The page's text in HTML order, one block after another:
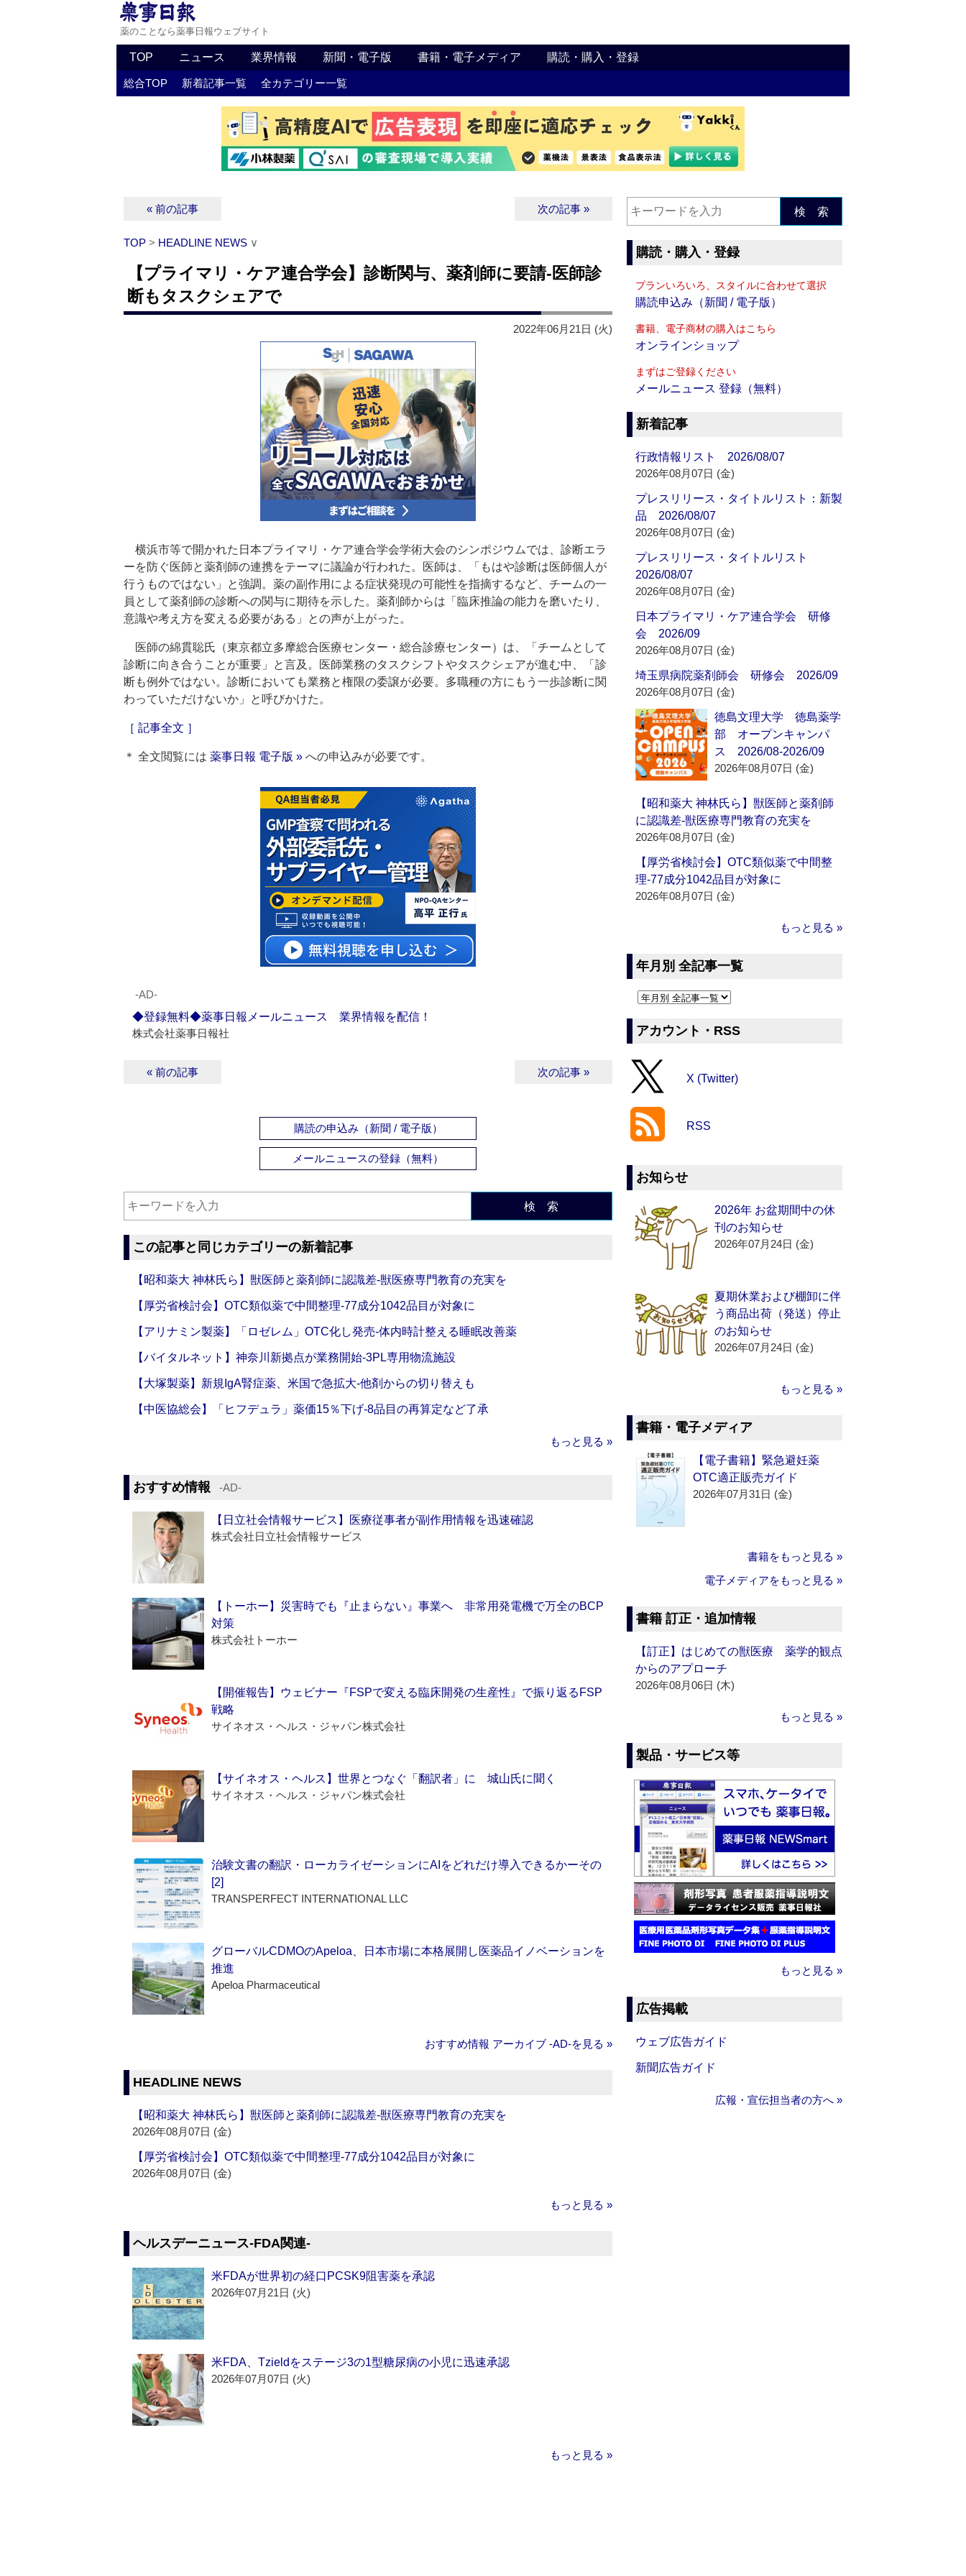
薬のことなら薬事日報ウェブサイト
TOP ニュース 業界情報 新聞・電子版 書籍・電子メディア 購読・購入・登録
総合TOP 新着記事一覧 全カテゴリー一覧
« 前の記事 次の記事 »
TOP > HEADLINE NEWS ∨
【プライマリ・ケア連合学会】診断関与、薬剤師に要請‐医師診
断もタスクシェアで
2022年06月21日 (火)
横浜市等で開かれた日本プライマリ・ケア連合学会学術大会のシンポジウムでは、診断エラ
ーを防ぐ医師と薬剤師の連携をテーマに議論が行われた。医師は、「もはや診断は医師個人が
行うものではない」と強調。薬の副作用による症状発現の可能性を指摘するなど、チームの一
員として薬剤師の診断への関与に期待を示した。薬剤師からは「臨床推論の能力を磨いたり、
意識や考え方を変える必要がある」との声が上がった。
医師の綿貫聡氏（東京都立多摩総合医療センター・総合診療センター）は、「チームとして
診断に向き合うことが重要」と言及。医師業務のタスクシフトやタスクシェアが進む中、「診
断も例外ではない。診断においても業務と権限の委譲が必要。多職種の方にもう一歩診断に関
わっていただけないか」と呼びかけた。
［ 記事全文 ］
＊ 全文閲覧には 薬事日報 電子版 » への申込みが必要です。
‐AD‐
◆登録無料◆薬事日報メールニュース 業界情報を配信！
株式会社薬事日報社
« 前の記事 次の記事 »
購読の申込み（新聞 / 電子版）
メールニュースの登録（無料）
検 索
この記事と同じカテゴリーの新着記事
【昭和薬大 神林氏ら】獣医師と薬剤師に認識差‐獣医療専門教育の充実を
【厚労省検討会】OTC類似薬で中間整理‐77成分1042品目が対象に
【アリナミン製薬】「ロゼレム」OTC化し発売‐体内時計整える睡眠改善薬
【バイタルネット】神奈川新拠点が業務開始‐3PL専用物流施設
【大塚製薬】新規IgA腎症薬、米国で急拡大‐他剤からの切り替えも
【中医協総会】「ヒフデュラ」薬価15％下げ‐8品目の再算定など了承
もっと見る »
おすすめ情報 ‐AD‐
【日立社会情報サービス】医療従事者が副作用情報を迅速確認
株式会社日立社会情報サービス
【トーホー】災害時でも『止まらない』事業へ 非常用発電機で万全のBCP
対策
株式会社トーホー
【開催報告】ウェビナー『FSPで変える臨床開発の生産性』で振り返るFSP
戦略
サイネオス・ヘルス・ジャパン株式会社
【サイネオス・ヘルス】世界とつなぐ「翻訳者」に 城山氏に聞く
サイネオス・ヘルス・ジャパン株式会社
治験文書の翻訳・ローカライゼーションにAIをどれだけ導入できるかーその
[2]
TRANSPERFECT INTERNATIONAL LLC
グローバルCDMOのApeloa、日本市場に本格展開し医薬品イノベーションを
推進
Apeloa Pharmaceutical
おすすめ情報 アーカイブ ‐AD‐を見る »
HEADLINE NEWS
【昭和薬大 神林氏ら】獣医師と薬剤師に認識差‐獣医療専門教育の充実を
2026年08月07日 (金)
【厚労省検討会】OTC類似薬で中間整理‐77成分1042品目が対象に
2026年08月07日 (金)
もっと見る »
ヘルスデーニュース‐FDA関連‐
米FDAが世界初の経口PCSK9阻害薬を承認
2026年07月21日 (火)
米FDA、Tzieldをステージ3の1型糖尿病の小児に迅速承認
2026年07月07日 (火)
もっと見る »
検 索
購読・購入・登録
プランいろいろ、スタイルに合わせて選択
購読申込み（新聞 / 電子版）
書籍、電子商材の購入はこちら
オンラインショップ
まずはご登録ください
メールニュース 登録（無料）
新着記事
行政情報リスト 2026/08/07
2026年08月07日 (金)
プレスリリース・タイトルリスト：新製
品 2026/08/07
2026年08月07日 (金)
プレスリリース・タイトルリスト
2026/08/07
2026年08月07日 (金)
日本プライマリ・ケア連合学会 研修
会 2026/09
2026年08月07日 (金)
埼玉県病院薬剤師会 研修会 2026/09
2026年08月07日 (金)
徳島文理大学 徳島薬学
部 オープンキャンパ
ス 2026/08-2026/09
2026年08月07日 (金)
【昭和薬大 神林氏ら】獣医師と薬剤師
に認識差‐獣医療専門教育の充実を
2026年08月07日 (金)
【厚労省検討会】OTC類似薬で中間整
理‐77成分1042品目が対象に
2026年08月07日 (金)
もっと見る »
年月別 全記事一覧
アカウント・RSS
X (Twitter)
RSS
お知らせ
2026年 お盆期間中の休
刊のお知らせ
2026年07月24日 (金)
夏期休業および棚卸に伴
う商品出荷（発送）停止
のお知らせ
2026年07月24日 (金)
もっと見る »
書籍・電子メディア
【電子書籍】緊急避妊薬
OTC適正販売ガイド
2026年07月31日 (金)
書籍をもっと見る »
電子メディアをもっと見る »
書籍 訂正・追加情報
【訂正】はじめての獣医療 薬学的観点
からのアプローチ
2026年08月06日 (木)
もっと見る »
製品・サービス等
もっと見る »
広告掲載
ウェブ広告ガイド
新聞広告ガイド
広報・宣伝担当者の方へ »